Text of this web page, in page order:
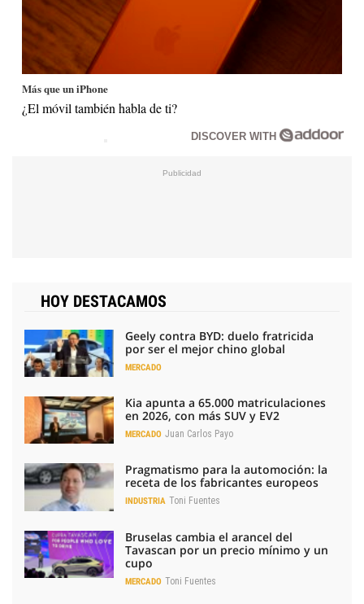
Más que un iPhone
¿El móvil también habla de ti?
DISCOVER WITH
HOY DESTACAMOS
Geely contra BYD: duelo fratricida
por ser el mejor chino global
MERCADO
Kia apunta a 65.000 matriculaciones
en 2026, con más SUV y EV2
MERCADO Juan Carlos Payo
Pragmatismo para la automoción: la
receta de los fabricantes europeos
INDUSTRIA Toni Fuentes
Bruselas cambia el arancel del
Tavascan por un precio mínimo y un
cupo
MERCADO Toni Fuentes